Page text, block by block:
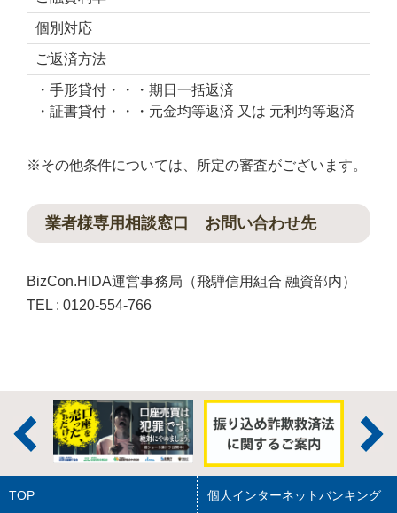
個別対応
ご返済方法
・手形貸付・・・期日一括返済
・証書貸付・・・元金均等返済 又は 元利均等返済
※その他条件については、所定の審査がございます。
業者様専用相談窓口 お問い合わせ先
BizCon.HIDA運営事務局（飛騨信用組合 融資部内）
TEL : 0120-554-766
TOP 個人インターネットバンキング